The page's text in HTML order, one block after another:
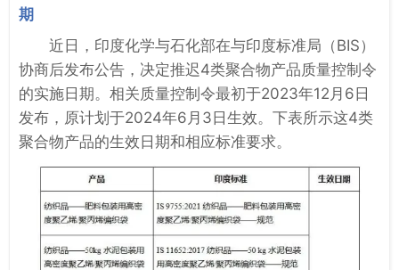
期
近日，印度化学与石化部在与印度标准局（BIS）
协商后发布公告，决定推迟4类聚合物产品质量控制令
的实施日期。相关质量控制令最初于2023年12月6日
发布，原计划于2024年6月3日生效。下表所示这4类
聚合物产品的生效日期和相应标准要求。